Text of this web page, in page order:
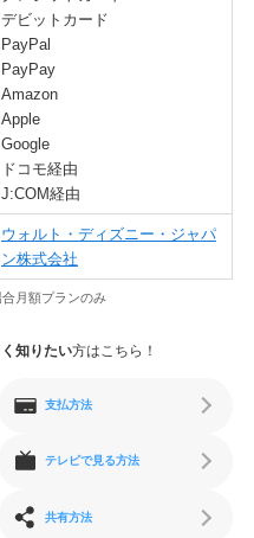
デビットカード
PayPal
PayPay
Amazon
Apple
Google
ドコモ経由
J:COM経由
ウォルト・ディズニー・ジャパ
ン株式会社
月額プランのみ
知りたい方はこちら！
支払方法
テレビで見る方法
共有方法